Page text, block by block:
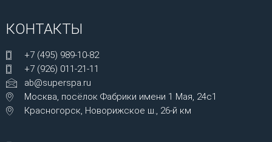
КОНТАКТЫ
+7 (495) 989-10-82
+7 (926) 011-21-11
ab@superspa.ru
Москва, посёлок Фабрики имени 1 Мая, 24с1
Красногорск, Новорижское ш., 26-й км